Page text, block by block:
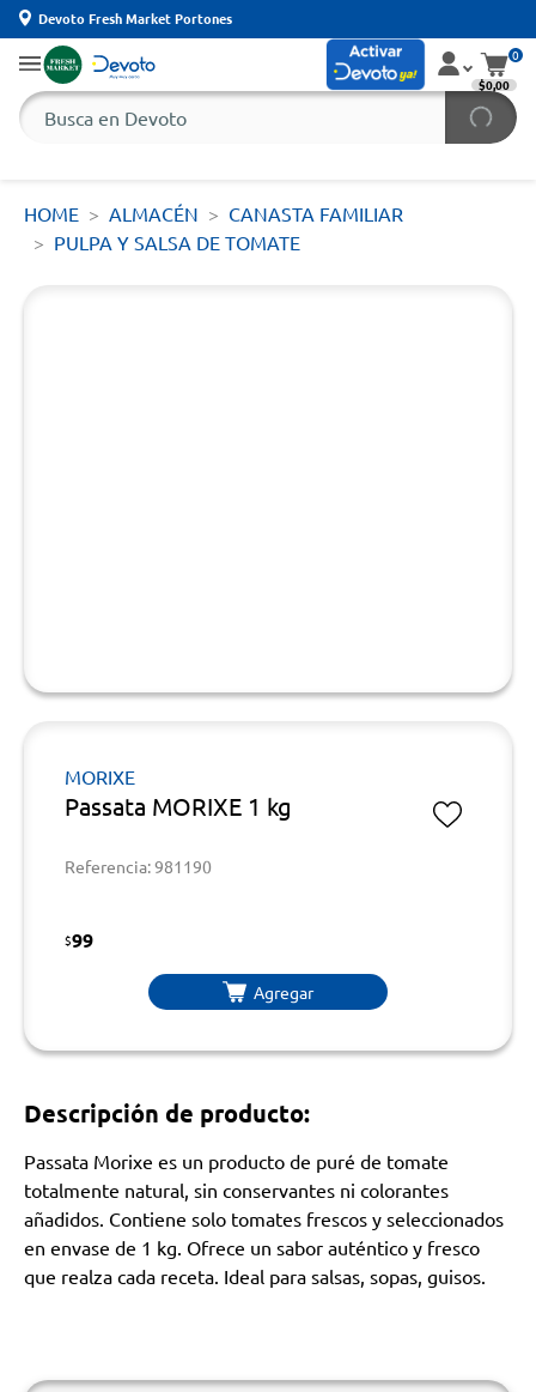
Devoto Fresh Market Portones
0
$0,00
HOME ALMACÉN
CANASTA FAMILIAR
PULPA Y SALSA DE TOMATE
MORIXE
Passata MORIXE 1 kg
Referencia: 981190
$99
Agregar
Descripción de producto:
Passata Morixe es un producto de puré de tomate
totalmente natural, sin conservantes ni colorantes
añadidos. Contiene solo tomates frescos y seleccionados
en envase de 1 kg. Ofrece un sabor auténtico y fresco
que realza cada receta. Ideal para salsas, sopas, guisos.